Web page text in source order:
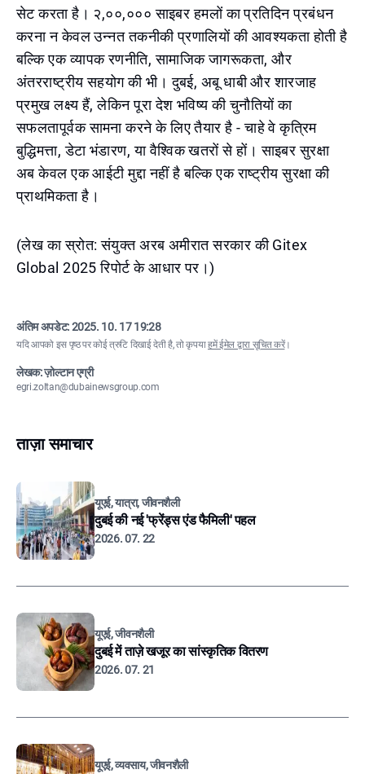
सेट करता है। २,००,००० साइबर हमलों का प्रतिदिन प्रबंधन
करना न केवल उन्नत तकनीकी प्रणालियों की आवश्यकता होती है
बल्कि एक व्यापक रणनीति, सामाजिक जागरूकता, और
अंतरराष्ट्रीय सहयोग की भी। दुबई, अबू धाबी और शारजाह
प्रमुख लक्ष्य हैं, लेकिन पूरा देश भविष्य की चुनौतियों का
सफलतापूर्वक सामना करने के लिए तैयार है - चाहे वे कृत्रिम
बुद्धिमत्ता, डेटा भंडारण, या वैश्विक खतरों से हों। साइबर सुरक्षा
अब केवल एक आईटी मुद्दा नहीं है बल्कि एक राष्ट्रीय सुरक्षा की
प्राथमिकता है।
(लेख का स्रोत: संयुक्त अरब अमीरात सरकार की Gitex
Global 2025 रिपोर्ट के आधार पर।)
अंतिम अपडेट:2025. 10. 17 19:28
यदि आपको इस पृष्ठ पर कोई त्रुटि दिखाई देती है, तो कृपयाहमें ईमेल द्वारा सूचित करें।
लेखक: ज़ोल्टान एग्री
egri.zoltan@dubainewsgroup.com
ताज़ा समाचार
यूएई, यात्रा, जीवनशैली
दुबई की नई 'फ्रेंड्स एंड फैमिली' पहल
2026. 07. 22
यूएई, जीवनशैली
दुबई में ताज़े खजूर का सांस्कृतिक वितरण
2026. 07. 21
यूएई, व्यवसाय, जीवनशैली